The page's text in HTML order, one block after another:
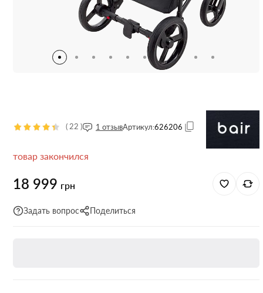
( 22 ) 1 отзывАртикул:626206
товар закончился
18 999 грн
Задать вопрос Поделиться